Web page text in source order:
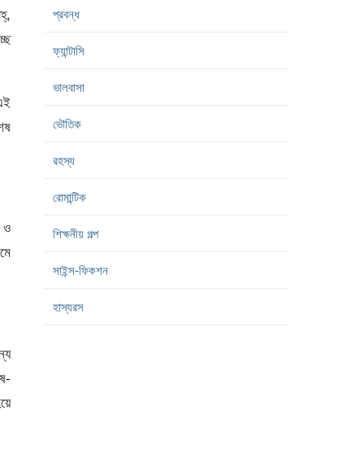
ও
প্রবন্ধ
ফ্যান্টাসি
ভালবাসা
ভৌতিক
রহস্য
রোমান্টিক
শিক্ষনীয় গল্প
সাইন্স-ফিকশন
হাস্যরস